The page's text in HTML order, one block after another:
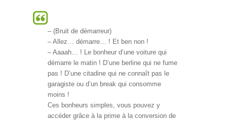
– (Bruit de démarreur)
– Allez… démarre… ! Et ben non !
– Aaaah… ! Le bonheur d’une voiture qui
démarre le matin ! D’une berline qui ne fume
pas ! D’une citadine qui ne connaît pas le
garagiste ou d’un break qui consomme
moins !
Ces bonheurs simples, vous pouvez y
accéder grâce à la prime à la conversion de